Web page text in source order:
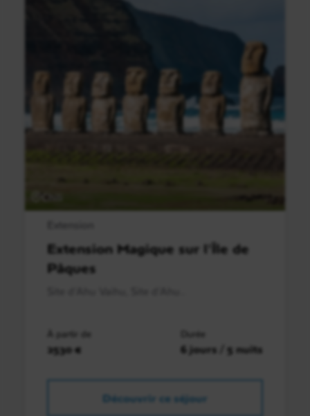
Extension Magique sur l'Île de
Pâques
À partir de
2530 €
Durée
6 jours / 5 nuits
Découvrir ce séjour